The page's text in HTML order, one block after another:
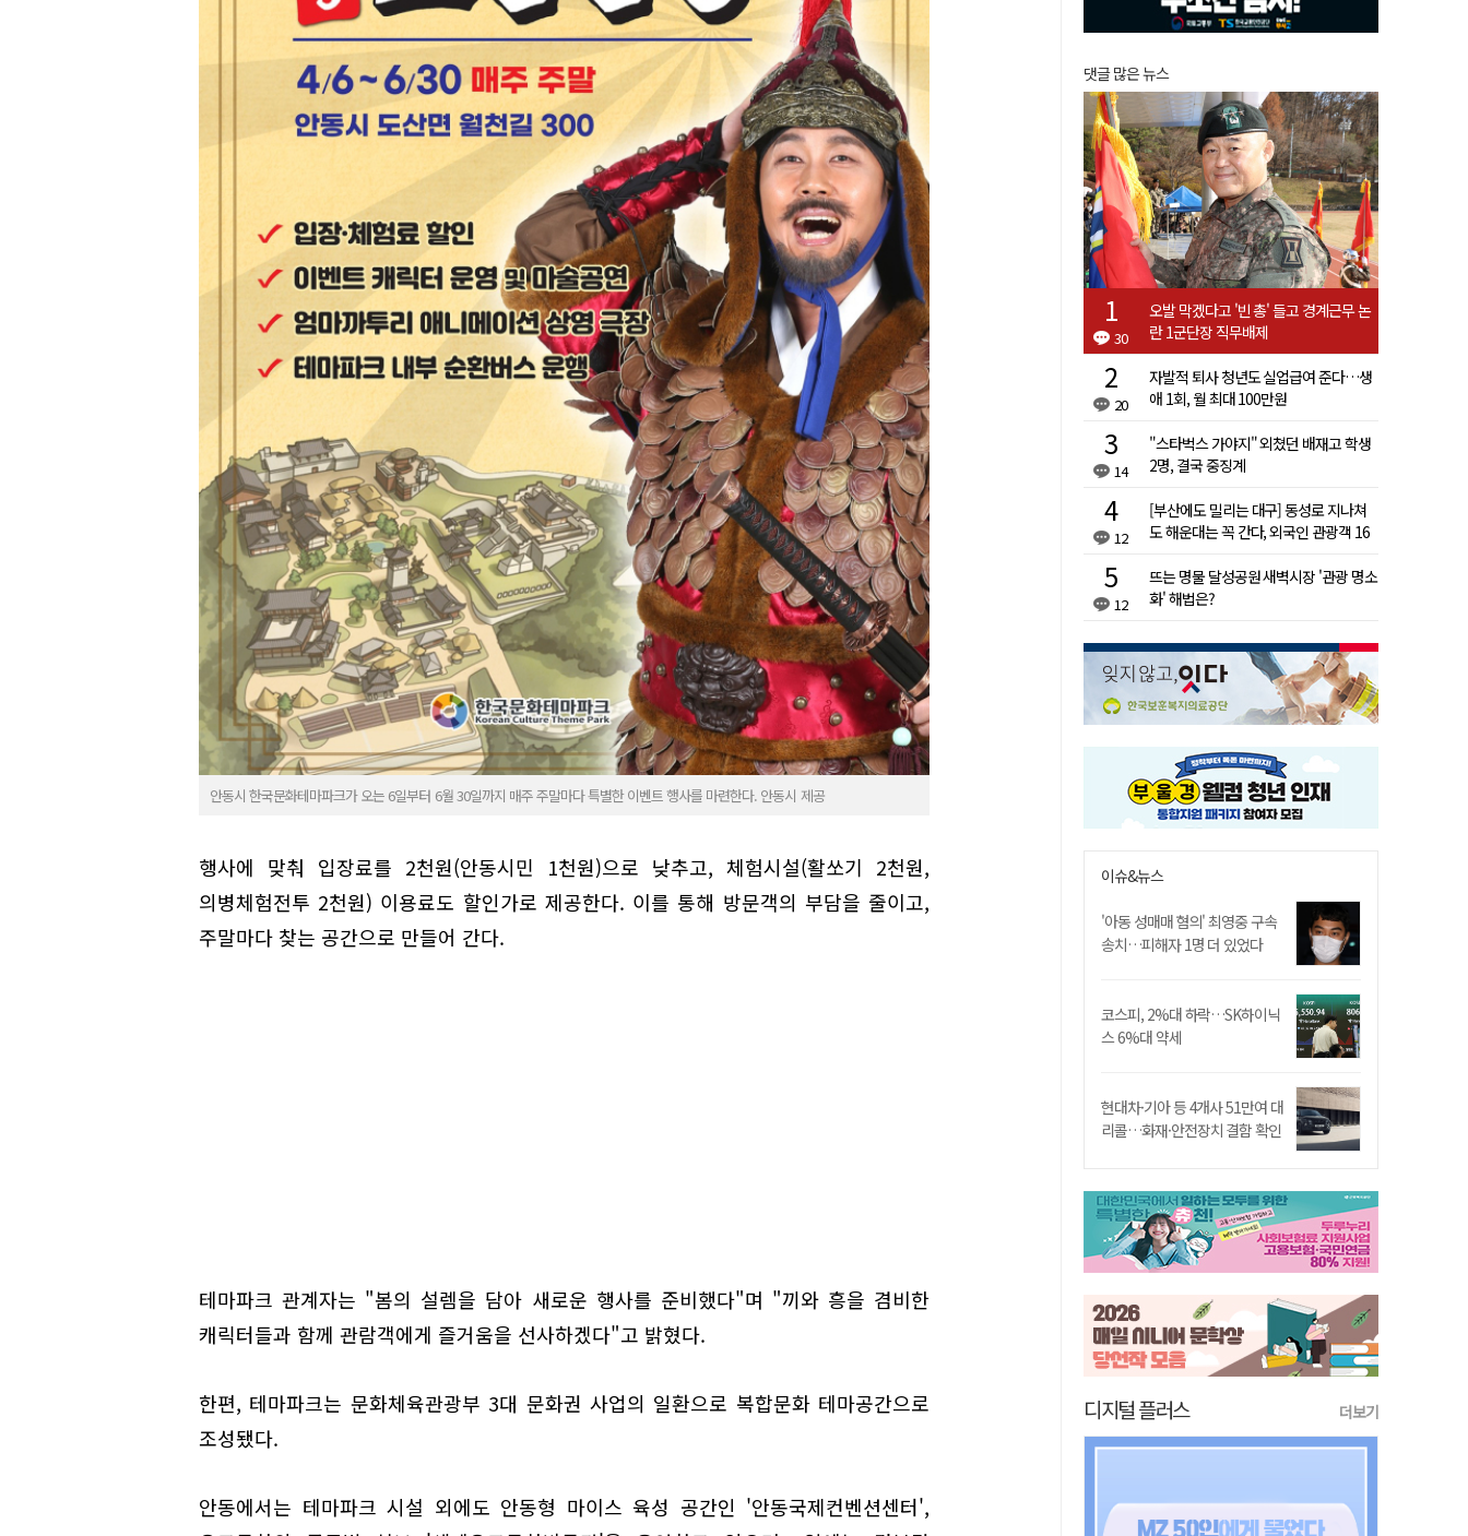
안동시 한국문화테마파크가 오는 6일부터 6월 30일까지 매주 주말마다 특별한 이벤트 행사를 마련한다. 안동시 제공
행사에 맞춰 입장료를 2천원(안동시민 1천원)으로 낮추고, 체험시설(활쏘기 2천원,
의병체험전투 2천원) 이용료도 할인가로 제공한다. 이를 통해 방문객의 부담을 줄이고,
주말마다 찾는 공간으로 만들어 간다.
테마파크 관계자는 "봄의 설렘을 담아 새로운 행사를 준비했다"며 "끼와 흥을 겸비한
캐릭터들과 함께 관람객에게 즐거움을 선사하겠다"고 밝혔다.
한편, 테마파크는 문화체육관광부 3대 문화권 사업의 일환으로 복합문화 테마공간으로
조성됐다.
안동에서는 테마파크 시설 외에도 안동형 마이스 육성 공간인 '안동국제컨벤션센터',
댓글 많은 뉴스
30
오발 막겠다고 '빈 총' 들고 경계근무 논
란 1군단장 직무배제
20
자발적 퇴사 청년도 실업급여 준다…생
애 1회, 월 최대 100만원
14
"스타벅스 가야지" 외쳤던 배재고 학생
2명, 결국 중징계
12
[부산에도 밀리는 대구] 동성로 지나쳐
도 해운대는 꼭 간다, 외국인 관광객 16
12
뜨는 명물 달성공원 새벽시장 '관광 명소
화' 해법은?
이슈&뉴스
'아동 성매매 혐의' 최영중 구속
송치…피해자 1명 더 있었다
코스피, 2%대 하락…SK하이닉
스 6%대 약세
현대차·기아 등 4개사 51만여 대
리콜…화재·안전장치 결함 확인
디지털 플러스 더보기